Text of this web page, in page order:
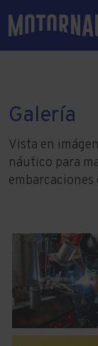
Galería
Vista en
náutico para
embarcaciones